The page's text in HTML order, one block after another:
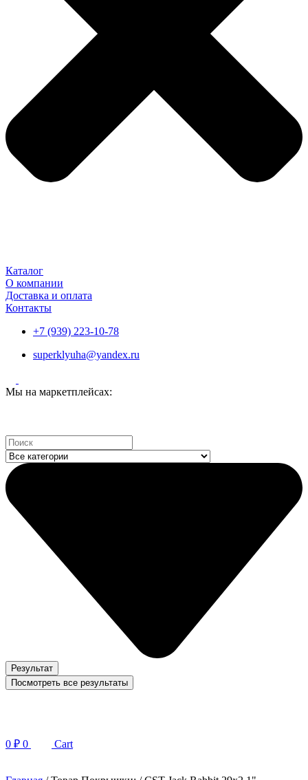
Каталог
О компании
Доставка и оплата
Контакты
+7 (939) 223-10-78
superklyuha@yandex.ru
Мы на маркетплейсах:
Search
...
Результат
Посмотреть все результаты
0 ₽ 0 Cart